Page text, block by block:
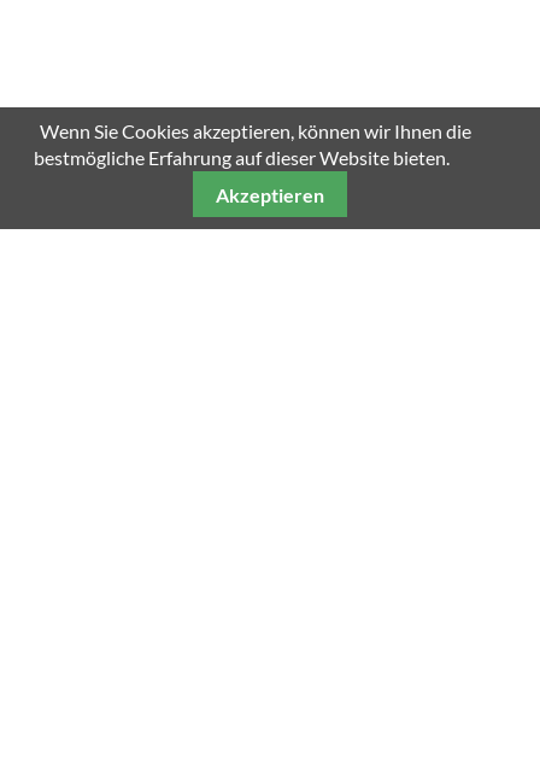
Wenn Sie Cookies akzeptieren, können wir Ihnen die
bestmögliche Erfahrung auf dieser Website bieten.
Akzeptieren